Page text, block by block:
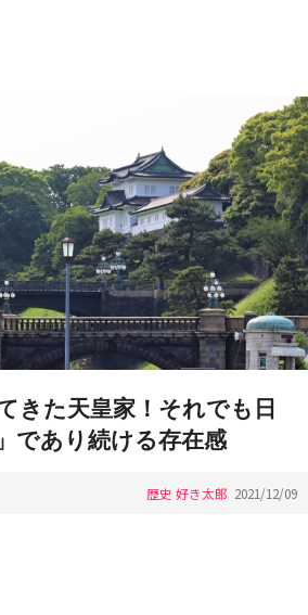
きた天皇家！それでも日
であり続ける存在感
歴史 好き太郎 2021/12/09